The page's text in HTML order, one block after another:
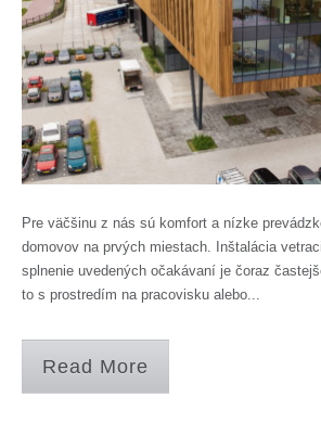
Pre väčšinu z nás sú komfort a nízke
domovov na prvých miestach. Inštalácia
splnenie uvedených očakávaní je čoraz
to s prostredím na pracovisku alebo...
Read More